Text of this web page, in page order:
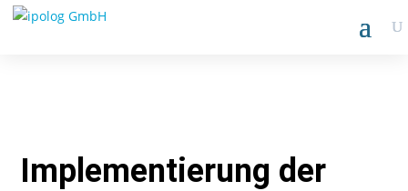
Implementierung der